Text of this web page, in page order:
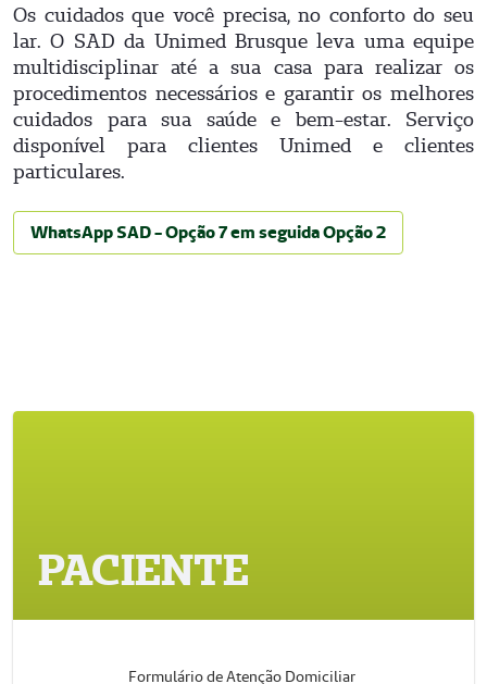
Os cuidados que você precisa, no conforto do seu
lar. O SAD da Unimed Brusque leva uma equipe
multidisciplinar até a sua casa para realizar os
procedimentos necessários e garantir os melhores
cuidados para sua saúde e bem-estar. Serviço
disponível para clientes Unimed e clientes
particulares.
WhatsApp SAD - Opção 7 em seguida Opção 2
PACIENTE
Formulário de Atenção Domiciliar